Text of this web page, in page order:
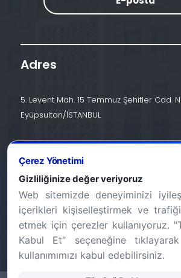
Adres
5. Levent Mah. 15 Temmuz Şehitler Cad.
Eyüpsultan/İSTANBUL
+90 (212) 924 24 44
info@halic.edu.tr
Çerez Yönetimi
Gizliliğinize değer veriyoruz
Web sitemizde deneyiminizi
içerikleri kişiselleştirmek ve
etmek için çerezler kullanıyoruz.
Kabul Et" seçeneğine
kullanımımızı kabul edebilirsiniz.